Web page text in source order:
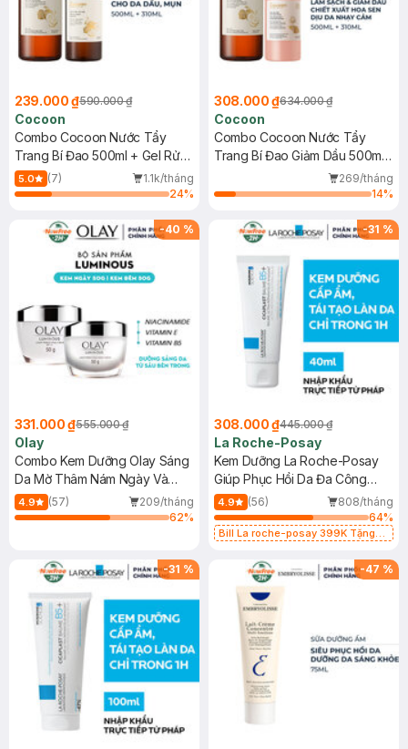
239.000 ₫590.000 ₫
Cocoon
Combo Cocoon Nước Tẩy
Trang Bí Đao 500ml + Gel Rửa
Mặt Bí Đao 310ml
5.0 (7)
1.1k/tháng
24%
308.000 ₫634.000 ₫
Cocoon
Combo Cocoon Nước Tẩy
Trang Bí Đao Giảm Dầu 500ml
+ Sữa Rửa Mặt Sen Hậu Giang
Dịu Da Nhạy Cảm 310ml
269/tháng
14%
-40 %
331.000 ₫555.000 ₫
Olay
Combo Kem Dưỡng Olay Sáng
Da Mờ Thâm Nám Ngày Và
Đêm 50gx2
4.9 (57)
209/tháng
62%
-31 %
308.000 ₫445.000 ₫
La Roche-Posay
Kem Dưỡng La Roche-Posay
Giúp Phục Hồi Da Đa Công
Dụng 40ml
4.9 (56)
808/tháng
64%
Bill La roche-posay 399K Tặng
(SL có hạn)
-31 % -47 %